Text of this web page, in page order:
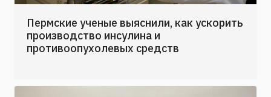
Пермские ученые выяснили, как ускорить
производство инсулина и
противоопухолевых средств